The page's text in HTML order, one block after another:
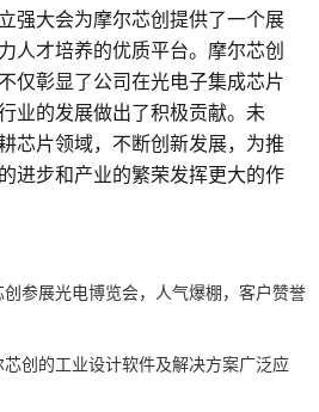
强大会为摩尔芯创提供了一个展
人才培养的优质平台。摩尔芯创
仅彰显了公司在光电子集成芯片
业的发展做出了积极贡献。未
芯片领域，不断创新发展，为推
进步和产业的繁荣发挥更大的作
参展光电博览会，人气爆棚，客户赞誉
创的工业设计软件及解决方案广泛应